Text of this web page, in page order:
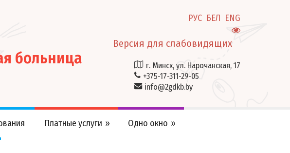
больница
РУС БЕЛ ENG
Версия для слабовидящих
г. Минск, ул. Нарочанская, 17
+375-17-311-29-05
info@2gdkb.by
Платные услуги Одно окно